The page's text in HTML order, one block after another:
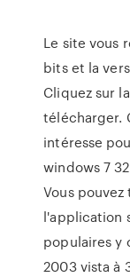
Le site vous
bits et la
Cliquez sur
télécharger.
intéresse
windows 7
Vous
l'application
populaires y
2003 vista à